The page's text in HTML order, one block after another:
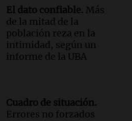
El dato confiable. Más
de la mitad de la
población reza en la
intimidad, según un
informe de la UBA
Cuadro de situación.
Errores no forzados